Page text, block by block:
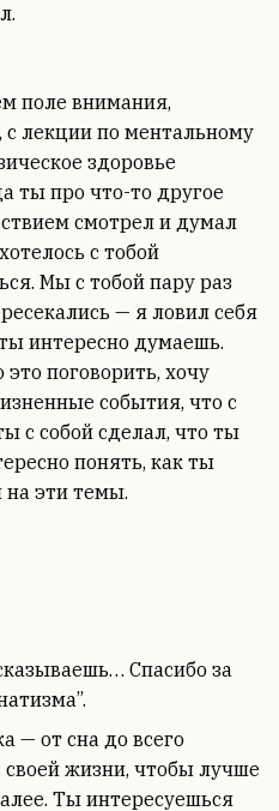
поле внимания,
с лекции по ментальному
здоровье
ты про что-то другое
смотрел и думал
с тобой
Мы с тобой пару раз
— я ловил себя
интересно думаешь.
поговорить, хочу
события, что с
с собой сделал, что ты
понять, как ты
эти темы.
Спасибо за
— от сна до всего
своей жизни, чтобы лучше
Ты интересуешься